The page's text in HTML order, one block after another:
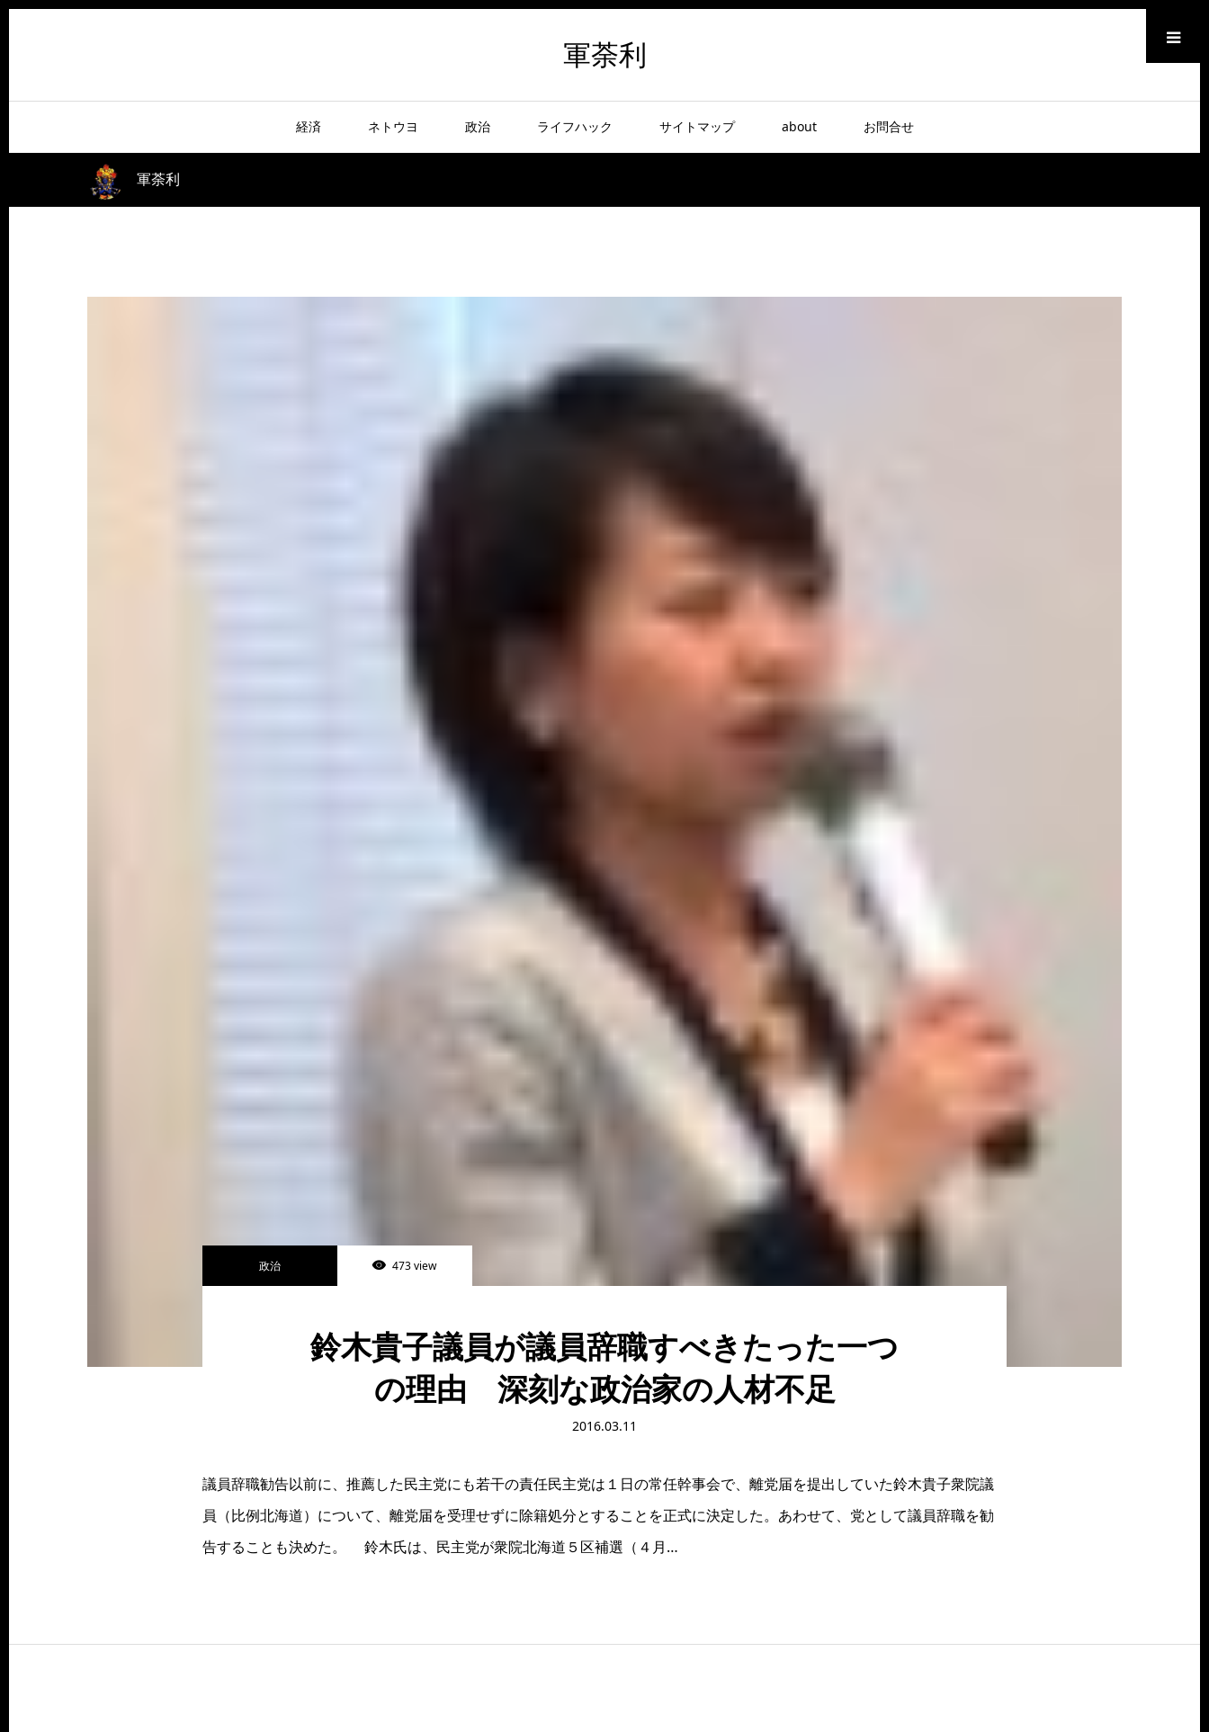
メニュー
軍荼利
経済 ネトウヨ 政治 ライフハック サイトマップ about お問合せ
軍荼利
政治 473 view
鈴木貴子議員が議員辞職すべきたった一つ
の理由 深刻な政治家の人材不足
2016.03.11
議員辞職勧告以前に、推薦した民主党にも若干の責任民主党は１日の常任幹事会で、離党届を提出していた鈴木貴子衆院議
員（比例北海道）について、離党届を受理せずに除籍処分とすることを正式に決定した。あわせて、党として議員辞職を勧
告することも決めた。 鈴木氏は、民主党が衆院北海道５区補選（４月…